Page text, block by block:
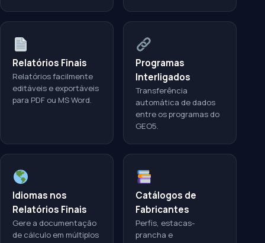
Relatórios Finais
Relatórios facilmente
editáveis e exportáveis
para PDF ou MS Word.
Programas
Interligados
Transferência
automática de dados
entre os programas do
GEO5.
Idiomas nos
Relatórios Finais
Gere a documentação
de cálculo em múltiplos
Catálogos de
Fabricantes
Perfis, estacas-
prancha e